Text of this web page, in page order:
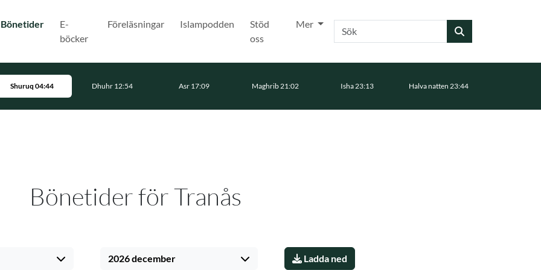
Bönetider(Nuvarande)
E-
böcker
Föreläsningar Islampodden
Stöd
oss
Mer Sök
Shuruq 04:44 Dhuhr 12:54 Asr 17:09 Maghrib 21:02 Isha 23:13 Halva natten 23:44
Bönetider för Tranås
2026 december Ladda ned